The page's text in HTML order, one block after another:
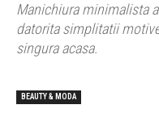
Manichiura minimalista
datorita simplitatii
singura acasa.
BEAUTY & MODA